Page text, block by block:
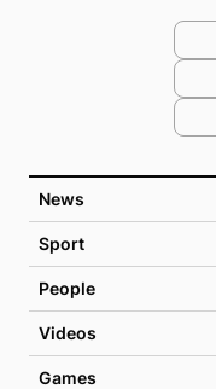
News
Sport
People
Videos
Games